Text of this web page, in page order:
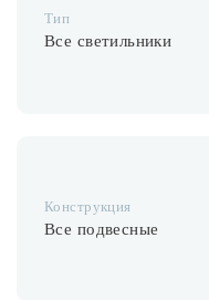
Тип
Все светильники
Конструкция
Все подвесные